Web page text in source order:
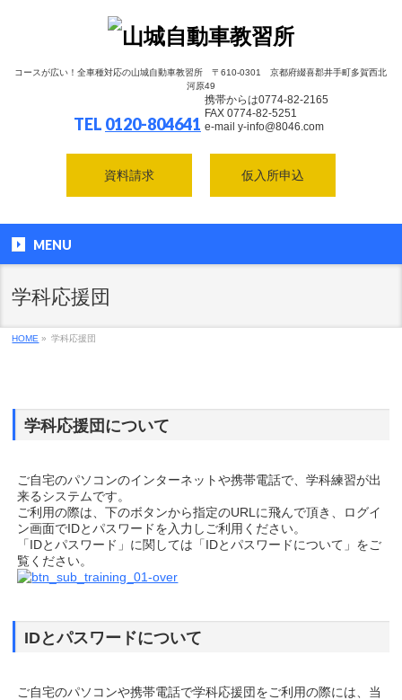
コースが広い！全車種対応の山城自動車教習所 〒610-0301 京都府綴喜郡井手町多賀西北
河原49
TEL 0120-804641
携帯からは0774-82-2165
FAX 0774-82-5251
e-mail y-info@8046.com
資料請求 仮入所申込
MENU
学科応援団
HOME » 学科応援団
学科応援団について
ご自宅のパソコンのインターネットや携帯電話で、学科練習が出
来るシステムです。
ご利用の際は、下のボタンから指定のURLに飛んで頂き、ログイ
ン画面でIDとパスワードを入力しご利用ください。
「IDとパスワード」に関しては「IDとパスワードについて」をご
覧ください。
IDとパスワードについて
ご自宅のパソコンや携帯電話で学科応援団をご利用の際には、当